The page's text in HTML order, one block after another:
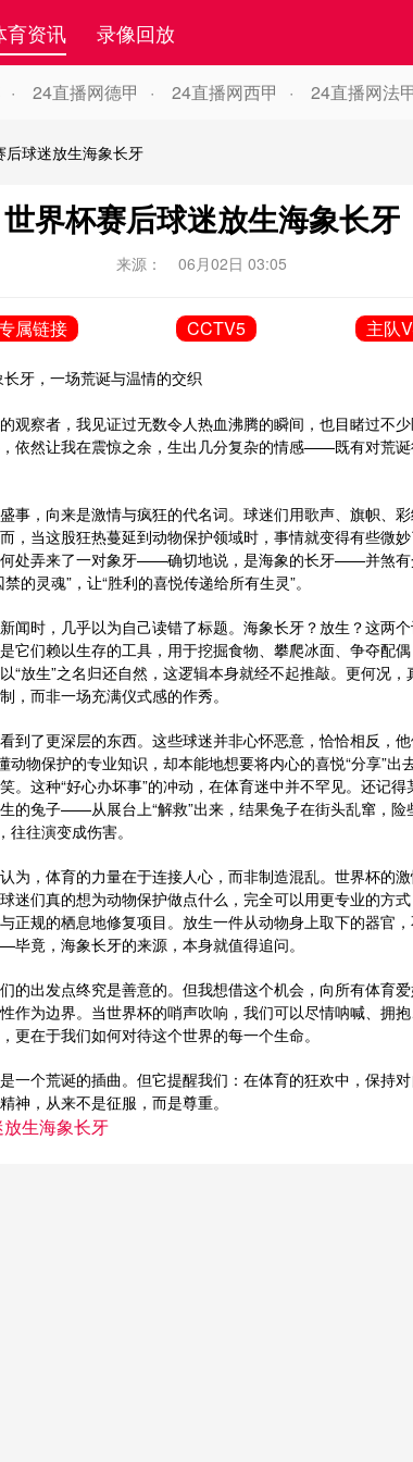
育资讯 录像回放
24直播网德甲 24直播网西甲 24直播网法甲
后球迷放生海象长牙
世界杯赛后球迷放生海象长牙
来源： 06月02日 03:05
属链接 CCTV5 主队
牙，一场荒诞与温情的交织
观察者，我见证过无数令人热血沸腾的瞬间，也目睹过不
依然让我在震惊之余，生出几分复杂的情感——既有对荒
事，向来是激情与疯狂的代名词。球迷们用歌声、旗帜、
，当这股狂热蔓延到动物保护领域时，事情就变得有些微
处弄来了一对象牙——确切地说，是海象的长牙——并煞有
的灵魂”，让“胜利的喜悦传递给所有生灵”。
闻时，几乎以为自己读错了标题。海象长牙？放生？这两
它们赖以生存的工具，用于挖掘食物、攀爬冰面、争夺配
“放生”之名归还自然，这逻辑本身就经不起推敲。更何况
，而非一场充满仪式感的作秀。
到了更深层的东西。这些球迷并非心怀恶意，恰恰相反，
动物保护的专业知识，却本能地想要将内心的喜悦“分享”
。这种“好心办坏事”的冲动，在体育迷中并不罕见。还记
兔子——从展台上“解救”出来，结果兔子在街头乱窜，险
往往演变成伤害。
为，体育的力量在于连接人心，而非制造混乱。世界杯的
迷们真的想为动物保护做点什么，完全可以用更专业的方
正规的栖息地修复项目。放生一件从动物身上取下的器官
竟，海象长牙的来源，本身就值得追问。
的出发点终究是善意的。但我想借这个机会，向所有体育
作为边界。当世界杯的哨声吹响，我们可以尽情呐喊、拥
更在于我们如何对待这个世界的每一个生命。
一个荒诞的插曲。但它提醒我们：在体育的狂欢中，保持
神，从来不是征服，而是尊重。
生海象长牙